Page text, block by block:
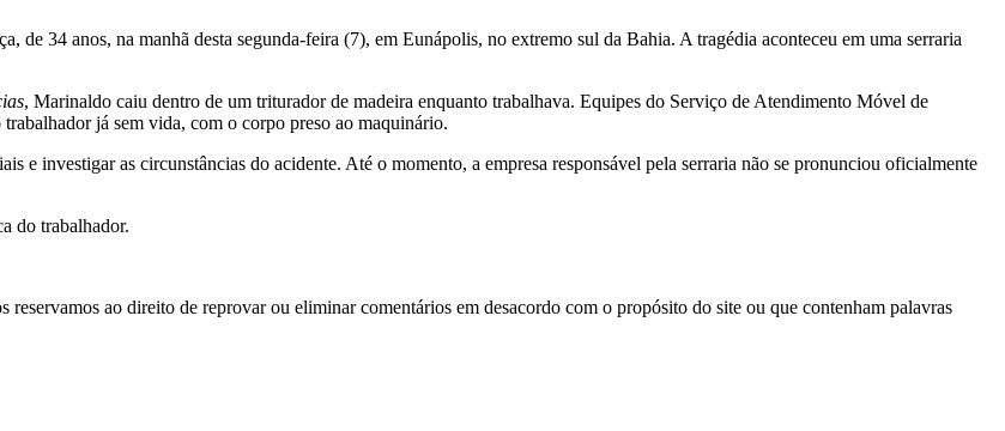
de 34 anos, na manhã desta segunda-feira (7), em Eunápolis, no extremo sul da Bahia. A tragédia aconteceu em uma serraria
, Marinaldo caiu dentro de um triturador de madeira enquanto trabalhava. Equipes do Serviço de Atendimento Móvel de
já sem vida, com o corpo preso ao maquinário.
e investigar as circunstâncias do acidente. Até o momento, a empresa responsável pela serraria não se pronunciou oficialmente
do trabalhador.
ao direito de reprovar ou eliminar comentários em desacordo com o propósito do site ou que contenham palavras